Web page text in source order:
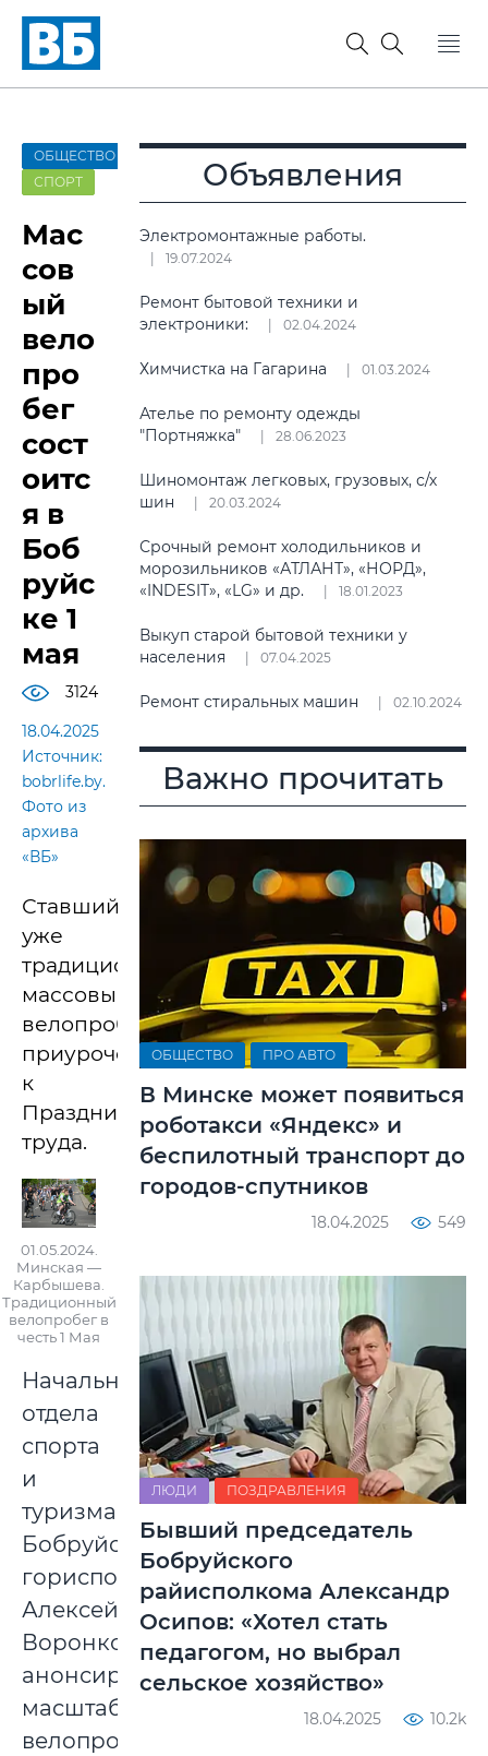
ОБЩЕСТВО
СПОРТ
Мас
сов
ый
вело
про
бег
сост
оитс
я в
Боб
руйс
ке 1
мая
3124
18.04.2025
Источник:
bobrlife.by.
Фото из
архива
«ВБ»
Ставший
уже
традиционным
массовый
велопробег
приурочен
к
Празднику
труда.
01.05.2024.
Минская —
Карбышева.
Традиционный
велопробег в
честь 1 Мая
Начальник
отдела
спорта
и
туризма
Бобруйского
горисполкома
Алексей
Воронков
анонсировал
масштабный
велопробег,
Объявления
Электромонтажные работы.
19.07.2024
Ремонт бытовой техники и
электроники:
02.04.2024
Химчистка на Гагарина 01.03.2024
Ателье по ремонту одежды
"Портняжка"
28.06.2023
Шиномонтаж легковых, грузовых, с/х
шин
20.03.2024
Срочный ремонт холодильников и
морозильников «АТЛАНТ», «НОРД»,
«INDESIT», «LG» и др.
18.01.2023
Выкуп старой бытовой техники у
населения
07.04.2025
Ремонт стиральных машин 02.10.2024
Важно прочитать
ОБЩЕСТВО ПРО АВТО
В Минске может появиться
роботакси «Яндекс» и
беспилотный транспорт до
городов-спутников
18.04.2025 549
ЛЮДИ ПОЗДРАВЛЕНИЯ
Бывший председатель
Бобруйского
райисполкома Александр
Осипов: «Хотел стать
педагогом, но выбрал
сельское хозяйство»
18.04.2025 10.2k